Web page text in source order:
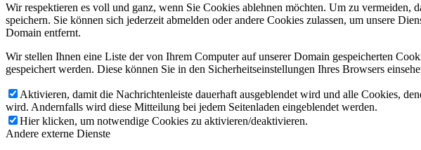
Wir respektieren es voll und ganz, wenn Sie Cookies ablehnen möchten. Um zu
speichern. Sie können sich jederzeit abmelden oder andere Cookies zulassen, um unsere
Domain entfernt.
Wir stellen Ihnen eine Liste der von Ihrem Computer auf unserer Domain gespeicherten
gespeichert werden. Diese können Sie in den Sicherheitseinstellungen Ihres Browsers
Aktivieren, damit die Nachrichtenleiste dauerhaft ausgeblendet wird und alle Cookies,
wird. Andernfalls wird diese Mitteilung bei jedem Seitenladen eingeblendet werden.
Hier klicken, um notwendige Cookies zu aktivieren/deaktivieren.
Andere externe Dienste